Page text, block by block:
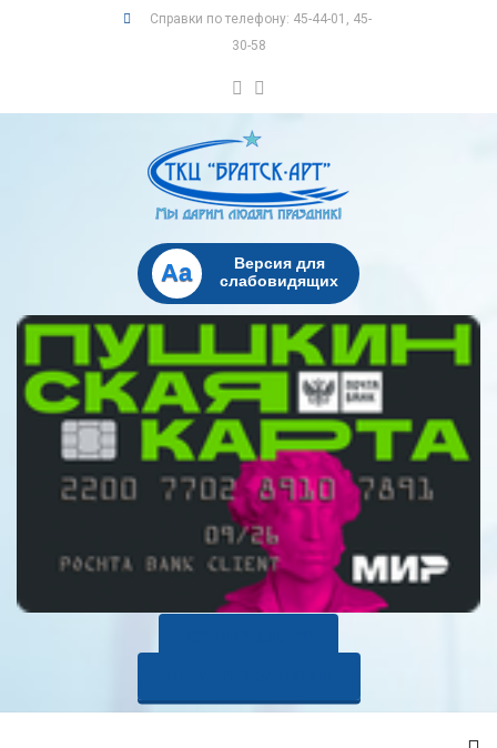
Справки по телефону: 45-44-01, 45-
30-58
Aa
Версия для
слабовидящих